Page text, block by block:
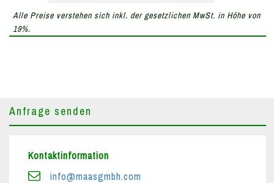
Alle Preise verstehen sich inkl. der gesetzlichen MwSt. in Höhe von
19%.
Anfrage senden
Kontaktinformation
info@maasgmbh.com